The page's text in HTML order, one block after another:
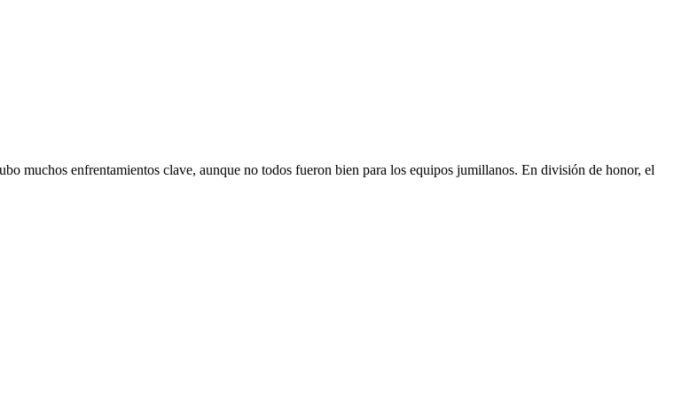
muchos enfrentamientos clave, aunque no todos fueron bien para los equipos jumillanos. En división de honor, el